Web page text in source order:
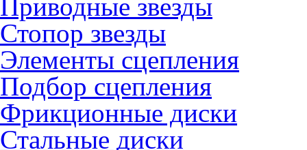
Приводные звезды
Стопор звезды
Элементы сцепления
Подбор сцепления
Фрикционные диски
Стальные диски